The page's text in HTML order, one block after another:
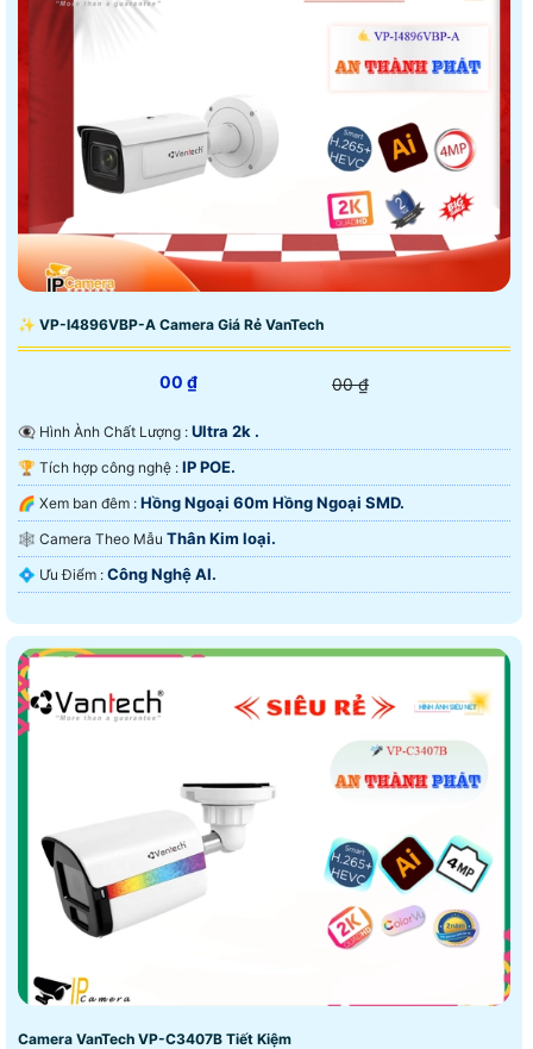
✨ VP-I4896VBP-A Camera Giá Rẻ VanTech
00 ₫ 00 ₫
👁️‍🗨 Hình Ành Chất Lượng : Ultra 2k .
🏆 Tích hợp công nghệ : IP POE.
🌈 Xem ban đêm : Hồng Ngoại 60m Hồng Ngoại SMD.
🕸️ Camera Theo Mẫu Thân Kim loại.
️💠 Ưu Điểm : Công Nghệ AI.
Camera VanTech VP-C3407B Tiết Kiệm